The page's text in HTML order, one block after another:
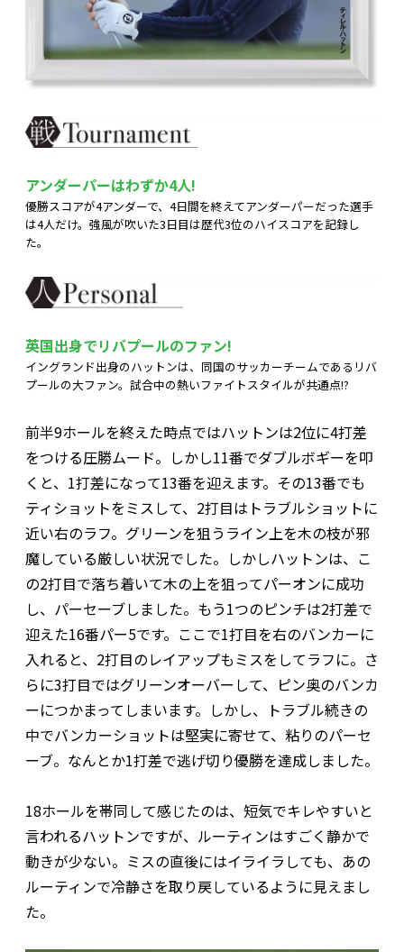
アンダーパーはわずか4人!
優勝スコアが4アンダーで、4日間を終えてアンダーパーだった選手
は4人だけ。強風が吹いた3日目は歴代3位のハイスコアを記録し
た。
英国出身でリバプールのファン!
イングランド出身のハットンは、同国のサッカーチームであるリバ
プールの大ファン。試合中の熱いファイトスタイルが共通点!?
前半9ホールを終えた時点ではハットンは2位に4打差
をつける圧勝ムード。しかし11番でダブルボギーを叩
くと、1打差になって13番を迎えます。その13番でも
ティショットをミスして、2打目はトラブルショットに
近い右のラフ。グリーンを狙うライン上を木の枝が邪
魔している厳しい状況でした。しかしハットンは、こ
の2打目で落ち着いて木の上を狙ってパーオンに成功
し、パーセーブしました。もう1つのピンチは2打差で
迎えた16番パー5です。ここで1打目を右のバンカーに
入れると、2打目のレイアップもミスをしてラフに。さ
らに3打目ではグリーンオーバーして、ピン奥のバンカ
ーにつかまってしまいます。しかし、トラブル続きの
中でバンカーショットは堅実に寄せて、粘りのパーセ
ーブ。なんとか1打差で逃げ切り優勝を達成しました。
18ホールを帯同して感じたのは、短気でキレやすいと
言われるハットンですが、ルーティンはすごく静かで
動きが少ない。ミスの直後にはイライラしても、あの
ルーティンで冷静さを取り戻しているように見えまし
た。